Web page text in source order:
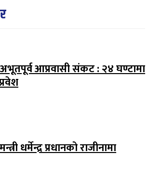
आप्रवासी संकट : २४ घण्टामा
धर्मेन्द्र प्रधानको राजीनामा